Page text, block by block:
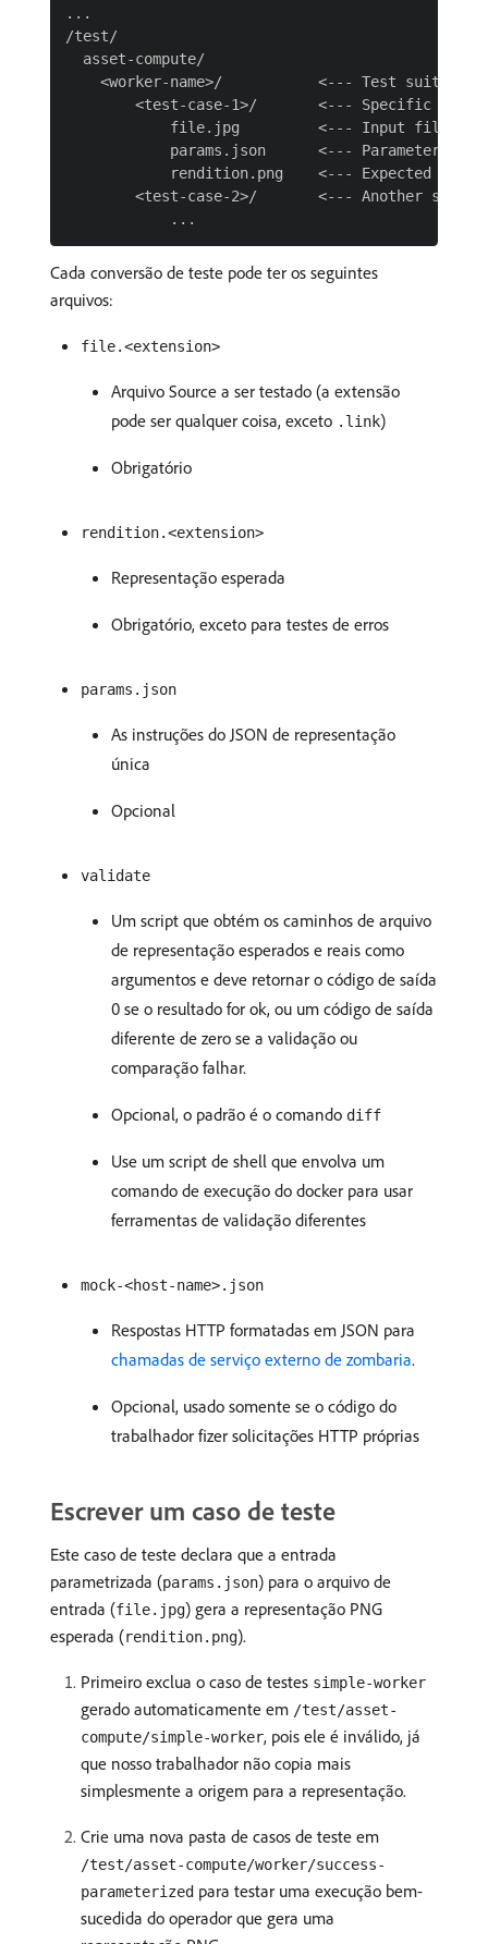
...
/test/
  asset-compute/
<worker-name>/           <--- Test suite
<test-case-1>/       <--- Specific test
file.jpg         <--- Input file
params.json      <--- Parameters
rendition.png    <--- Expected
<test-case-2>/       <--- Another
Cada conversão de teste pode ter os seguintes
arquivos:
file.<extension>
Arquivo Source a ser testado (a extensão
pode ser qualquer coisa, exceto .link)
Obrigatório
rendition.<extension>
Representação esperada
Obrigatório, exceto para testes de erros
params.json
As instruções do JSON de representação
única
Opcional
validate
Um script que obtém os caminhos de arquivo
de representação esperados e reais como
argumentos e deve retornar o código de saída
0 se o resultado for ok, ou um código de saída
diferente de zero se a validação ou
comparação falhar.
Opcional, o padrão é o comando diff
Use um script de shell que envolva um
comando de execução do docker para usar
ferramentas de validação diferentes
mock-<host-name>.json
Respostas HTTP formatadas em JSON para
chamadas de serviço externo de zombaria.
Opcional, usado somente se o código do
trabalhador fizer solicitações HTTP próprias
Escrever um caso de teste
Este caso de teste declara que a entrada
parametrizada (params.json) para o arquivo de
entrada (file.jpg) gera a representação PNG
esperada (rendition.png).
Primeiro exclua o caso de testes simple-worker
gerado automaticamente em /test/asset-
compute/simple-worker, pois ele é inválido, já
que nosso trabalhador não copia mais
simplesmente a origem para a representação.
Crie uma nova pasta de casos de teste em
/test/asset-compute/worker/success-
parameterized para testar uma execução bem-
sucedida do operador que gera uma